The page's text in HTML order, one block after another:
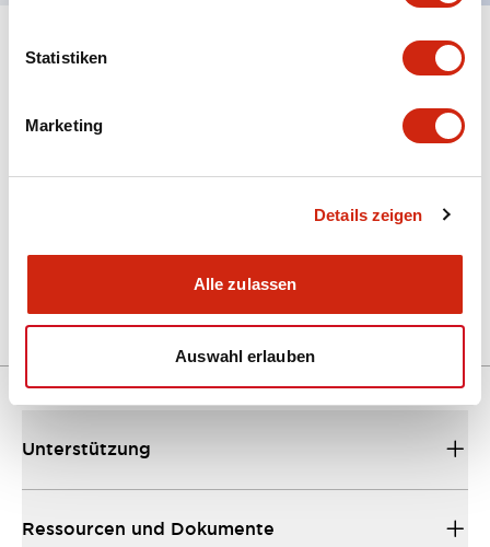
Statistiken
Marketing
Details zeigen
Alle zulassen
Auswahl erlauben
Dokumente und Dateien
Genehmigungen & Standards
04/09/2025.PDF1.23MB
Unterstützung
Ressourcen und Dokumente